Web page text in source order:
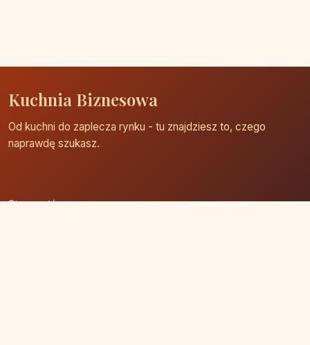
Kuchnia Biznesowa
Od kuchni do zaplecza rynku - tu znajdziesz to, czego
naprawdę szukasz.
Strona główna